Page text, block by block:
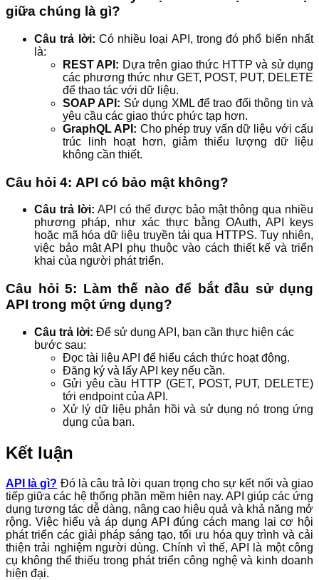
giữa chúng là gì?
Câu trả lời: Có nhiều loại API, trong đó phổ biến nhất
là:
REST API: Dựa trên giao thức HTTP và sử dụng
các phương thức như GET, POST, PUT, DELETE
để thao tác với dữ liệu.
SOAP API: Sử dụng XML để trao đổi thông tin và
yêu cầu các giao thức phức tạp hơn.
GraphQL API: Cho phép truy vấn dữ liệu với cấu
trúc linh hoạt hơn, giảm thiểu lượng dữ liệu
không cần thiết.
Câu hỏi 4: API có bảo mật không?
Câu trả lời:API có thể được bảo mật thông qua nhiều
phương pháp, như xác thực bằng OAuth, API keys
hoặc mã hóa dữ liệu truyền tải qua HTTPS. Tuy nhiên,
việc bảo mật API phụ thuộc vào cách thiết kế và triển
khai của người phát triển.
Câu hỏi 5: Làm thế nào để bắt đầu sử dụng
API trong một ứng dụng?
Câu trả lời: Để sử dụng API, bạn cần thực hiện các
bước sau:
Đọc tài liệu API để hiểu cách thức hoạt động.
Đăng ký và lấy API key nếu cần.
Gửi yêu cầu HTTP (GET, POST, PUT, DELETE)
tới endpoint của API.
Xử lý dữ liệu phản hồi và sử dụng nó trong ứng
dụng của bạn.
Kết luận
API là gì? Đó là câu trả lời quan trọng cho sự kết nối và giao
tiếp giữa các hệ thống phần mềm hiện nay. API giúp các ứng
dụng tương tác dễ dàng, nâng cao hiệu quả và khả năng mở
rộng. Việc hiểu và áp dụng API đúng cách mang lại cơ hội
phát triển các giải pháp sáng tạo, tối ưu hóa quy trình và cải
thiện trải nghiệm người dùng. Chính vì thế, API là một công
cụ không thể thiếu trong phát triển công nghệ và kinh doanh
hiện đại.